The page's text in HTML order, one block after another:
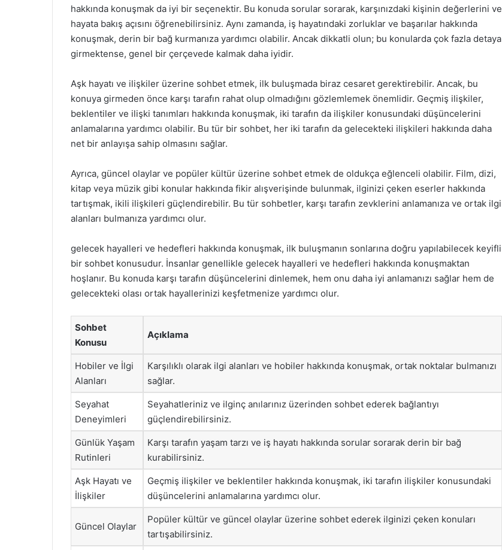
hakkında konuşmak da iyi bir seçenektir. Bu konuda sorular sorarak, karşınızdaki kişinin değerlerini ve
hayata bakış açısını öğrenebilirsiniz. Aynı zamanda, iş hayatındaki zorluklar ve başarılar hakkında
konuşmak, derin bir bağ kurmanıza yardımcı olabilir. Ancak dikkatli olun; bu konularda çok fazla detaya
girmektense, genel bir çerçevede kalmak daha iyidir.
Aşk hayatı ve ilişkiler üzerine sohbet etmek, ilk buluşmada biraz cesaret gerektirebilir. Ancak, bu
konuya girmeden önce karşı tarafın rahat olup olmadığını gözlemlemek önemlidir. Geçmiş ilişkiler,
beklentiler ve ilişki tanımları hakkında konuşmak, iki tarafın da ilişkiler konusundaki düşüncelerini
anlamalarına yardımcı olabilir. Bu tür bir sohbet, her iki tarafın da gelecekteki ilişkileri hakkında daha
net bir anlayışa sahip olmasını sağlar.
Ayrıca, güncel olaylar ve popüler kültür üzerine sohbet etmek de oldukça eğlenceli olabilir. Film, dizi,
kitap veya müzik gibi konular hakkında fikir alışverişinde bulunmak, ilginizi çeken eserler hakkında
tartışmak, ikili ilişkileri güçlendirebilir. Bu tür sohbetler, karşı tarafın zevklerini anlamanıza ve ortak ilgi
alanları bulmanıza yardımcı olur.
gelecek hayalleri ve hedefleri hakkında konuşmak, ilk buluşmanın sonlarına doğru yapılabilecek keyifli
bir sohbet konusudur. İnsanlar genellikle gelecek hayalleri ve hedefleri hakkında konuşmaktan
hoşlanır. Bu konuda karşı tarafın düşüncelerini dinlemek, hem onu daha iyi anlamanızı sağlar hem de
gelecekteki olası ortak hayallerinizi keşfetmenize yardımcı olur.
Sohbet
Konusu
Açıklama
Hobiler ve İlgi
Alanları
Karşılıklı olarak ilgi alanları ve hobiler hakkında konuşmak, ortak noktalar bulmanızı
sağlar.
Seyahat
Deneyimleri
Seyahatleriniz ve ilginç anılarınız üzerinden sohbet ederek bağlantıyı
güçlendirebilirsiniz.
Günlük Yaşam
Rutinleri
Karşı tarafın yaşam tarzı ve iş hayatı hakkında sorular sorarak derin bir bağ
kurabilirsiniz.
Aşk Hayatı ve
İlişkiler
Geçmiş ilişkiler ve beklentiler hakkında konuşmak, iki tarafın ilişkiler konusundaki
düşüncelerini anlamalarına yardımcı olur.
Güncel Olaylar
Popüler kültür ve güncel olaylar üzerine sohbet ederek ilginizi çeken konuları
tartışabilirsiniz.